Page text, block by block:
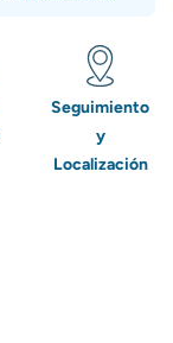
Seguimiento
y
Localización